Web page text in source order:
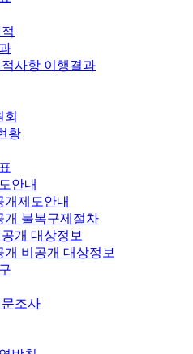
사항 이행결과
황
안내
개제도안내
개 불복구제절차
개 대상정보
개 비공개 대상정보
조사